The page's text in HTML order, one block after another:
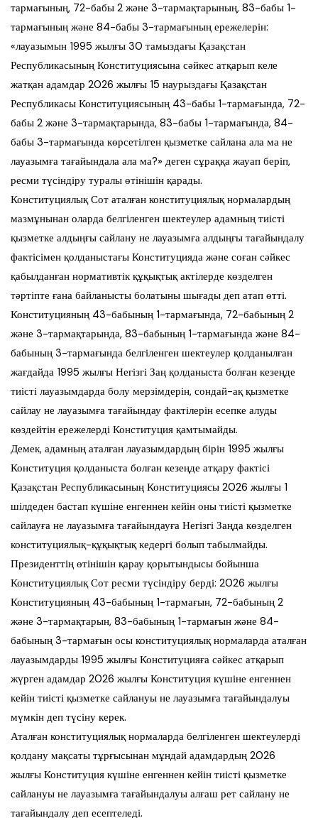
тармағының, 72-бабы 2 және 3-тармақтарының, 83-бабы 1-
тармағының және 84-бабы 3-тармағының ережелерін:
«лауазымын 1995 жылғы 30 тамыздағы Қазақстан
Республикасының Конституциясына сәйкес атқарып келе
жатқан адамдар 2026 жылғы 15 наурыздағы Қазақстан
Республикасы Конституциясының 43-бабы 1-тармағында, 72-
бабы 2 және 3-тармақтарында, 83-бабы 1-тармағында, 84-
бабы 3-тармағында көрсетілген қызметке сайлана ала ма не
лауазымға тағайындала ала ма?» деген сұраққа жауап беріп,
ресми түсіндіру туралы өтінішін қарады.
Конституциялық Сот аталған конституциялық нормалардың
мазмұнынан оларда белгіленген шектеулер адамның тиісті
қызметке алдыңғы сайлану не лауазымға алдыңғы тағайындалу
фактісімен қолданыстағы Конституцияда және соған сәйкес
қабылданған нормативтік құқықтық актілерде көзделген
тәртіпте ғана байланысты болатыны шығады деп атап өтті.
Конституцияның 43-бабының 1-тармағында, 72-бабының 2
және 3-тармақтарында, 83-бабының 1-тармағында және 84-
бабының 3-тармағында белгіленген шектеулер қолданылған
жағдайда 1995 жылғы Негізгі Заң қолданыста болған кезеңде
тиісті лауазымдарда болу мерзімдерін, сондай-ақ қызметке
сайлау не лауазымға тағайындау фактілерін есепке алуды
көздейтін ережелерді Конституция қамтымайды.
Демек, адамның аталған лауазымдардың бірін 1995 жылғы
Конституция қолданыста болған кезеңде атқару фактісі
Қазақстан Республикасының Конституциясы 2026 жылғы 1
шілдеден бастап күшіне енгеннен кейін оны тиісті қызметке
сайлауға не лауазымға тағайындауға Негізгі Заңда көзделген
конституциялық-құқықтық кедергі болып табылмайды.
Президенттің өтінішін қарау қорытындысы бойынша
Конституциялық Сот ресми түсіндіру берді: 2026 жылғы
Конституцияның 43-бабының 1-тармағын, 72-бабының 2
және 3-тармақтарын, 83-бабының 1-тармағын және 84-
бабының 3-тармағын осы конституциялық нормаларда аталған
лауазымдарды 1995 жылғы Конституцияға сәйкес атқарып
жүрген адамдар 2026 жылғы Конституция күшіне енгеннен
кейін тиісті қызметке сайлануы не лауазымға тағайындалуы
мүмкін деп түсіну керек.
Аталған конституциялық нормаларда белгіленген шектеулерді
қолдану мақсаты тұрғысынан мұндай адамдардың 2026
жылғы Конституция күшіне енгеннен кейін тиісті қызметке
сайлануы не лауазымға тағайындалуы алғаш рет сайлану не
тағайындалу деп есептеледі.